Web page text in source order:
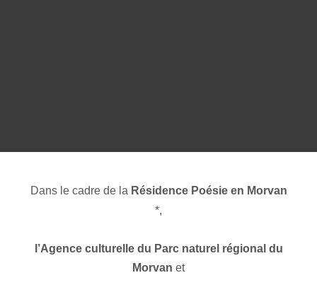
Dans le cadre de la Résidence Poésie en Morvan
*,
l’Agence culturelle du Parc naturel régional du
Morvan et